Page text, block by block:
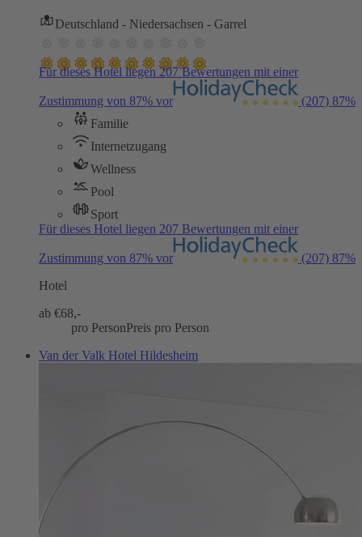
Deutschland - Niedersachsen - Garrel
Für dieses Hotel liegen 207 Bewertungen mit einer
Zustimmung von 87% vor (207) 87%
Familie
Internetzugang
Wellness
Pool
Sport
Für dieses Hotel liegen 207 Bewertungen mit einer
Zustimmung von 87% vor (207) 87%
Hotel
ab €68,-
pro PersonPreis pro Person
Van der Valk Hotel Hildesheim